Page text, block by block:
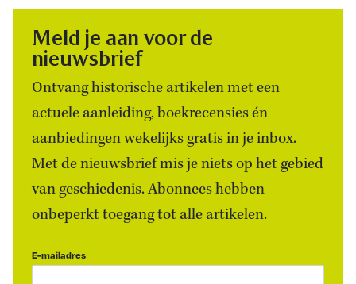
Meld je aan voor de
nieuwsbrief
Ontvang historische artikelen met een
actuele aanleiding, boekrecensies én
aanbiedingen wekelijks gratis in je inbox.
Met de nieuwsbrief mis je niets op het gebied
van geschiedenis. Abonnees hebben
onbeperkt toegang tot alle artikelen.
E-mailadres